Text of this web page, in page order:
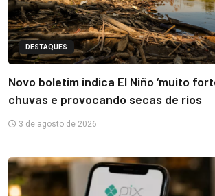
DESTAQUES
Novo boletim indica El Niño ‘muito
chuvas e provocando secas de rios
3 de agosto de 2026